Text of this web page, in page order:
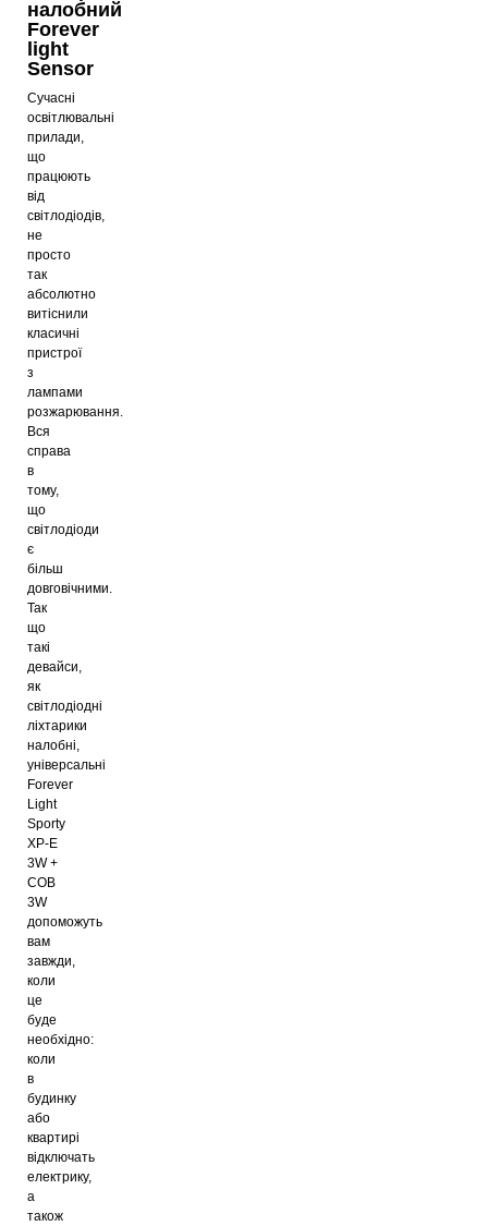
налобний
Forever
light
Sensor
Сучасні
освітлювальні
прилади,
що
працюють
від
світлодіодів,
не
просто
так
абсолютно
витіснили
класичні
пристрої
з
лампами
розжарювання.
Вся
справа
в
тому,
що
світлодіоди
є
більш
довговічними.
Так
що
такі
девайси,
як
світлодіодні
ліхтарики
налобні,
універсальні
Forever
Light
Sporty
XP-E
3W +
COB
3W
допоможуть
вам
завжди,
коли
це
буде
необхідно:
коли
в
будинку
або
квартирі
відключать
електрику,
а
також